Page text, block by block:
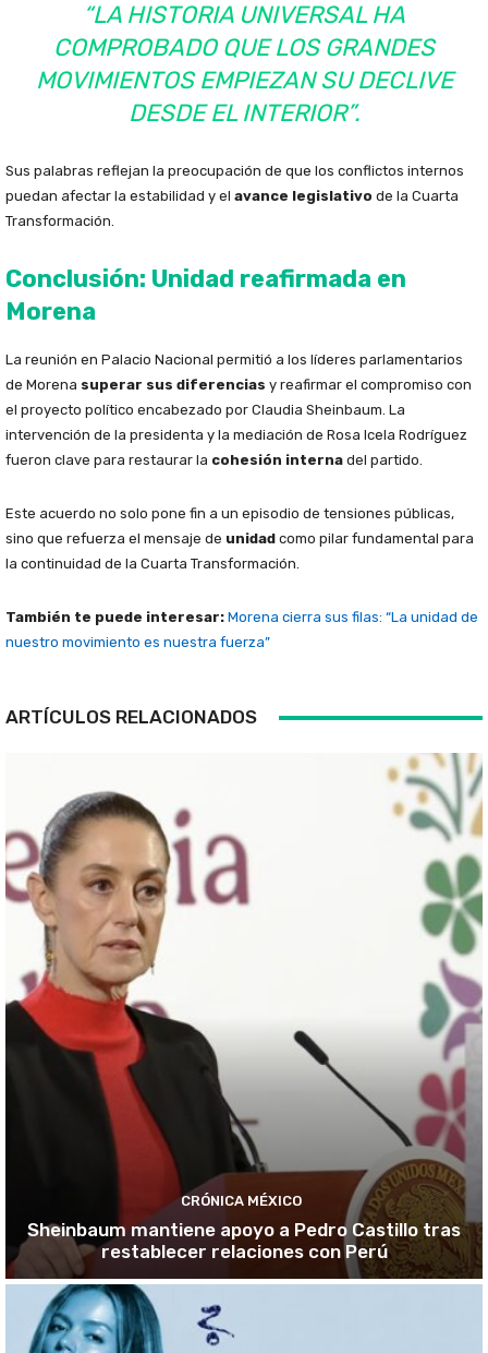
“LA HISTORIA UNIVERSAL HA
COMPROBADO QUE LOS GRANDES
MOVIMIENTOS EMPIEZAN SU DECLIVE
DESDE EL INTERIOR”.
Sus palabras reflejan la preocupación de que los conflictos internos
puedan afectar la estabilidad y el avance legislativo de la Cuarta
Transformación.
Conclusión: Unidad reafirmada en
Morena
La reunión en Palacio Nacional permitió a los líderes parlamentarios
de Morena superar sus diferencias y reafirmar el compromiso con
el proyecto político encabezado por Claudia Sheinbaum. La
intervención de la presidenta y la mediación de Rosa Icela Rodríguez
fueron clave para restaurar la cohesión interna del partido.
Este acuerdo no solo pone fin a un episodio de tensiones públicas,
sino que refuerza el mensaje de unidad como pilar fundamental para
la continuidad de la Cuarta Transformación.
También te puede interesar: Morena cierra sus filas: “La unidad de
nuestro movimiento es nuestra fuerza”
ARTÍCULOS RELACIONADOS
CRÓNICA MÉXICO
Sheinbaum mantiene apoyo a Pedro Castillo tras
restablecer relaciones con Perú